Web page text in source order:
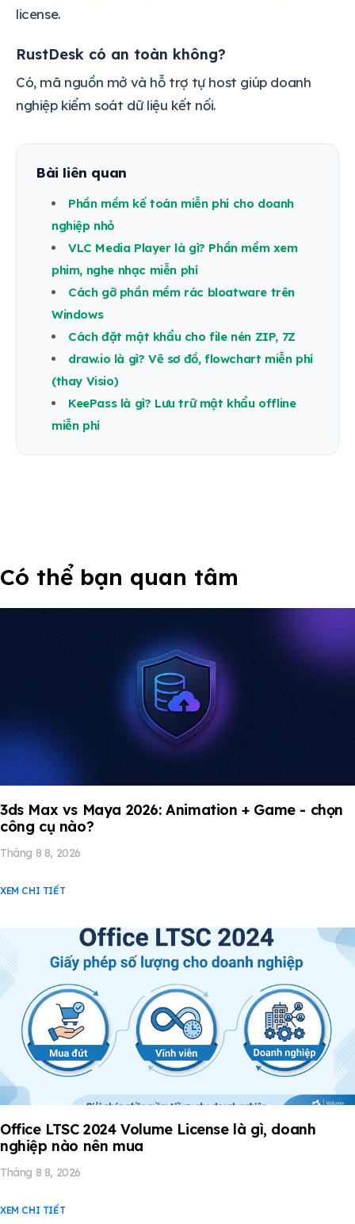
license.
RustDesk có an toàn không?
Có, mã nguồn mở và hỗ trợ tự host giúp doanh
nghiệp kiểm soát dữ liệu kết nối.
Bài liên quan
Phần mềm kế toán miễn phí cho doanh
nghiệp nhỏ
VLC Media Player là gì? Phần mềm xem
phim, nghe nhạc miễn phí
Cách gỡ phần mềm rác bloatware trên
Windows
Cách đặt mật khẩu cho file nén ZIP, 7Z
draw.io là gì? Vẽ sơ đồ, flowchart miễn phí
(thay Visio)
KeePass là gì? Lưu trữ mật khẩu offline
miễn phí
Có thể bạn quan tâm
3ds Max vs Maya 2026: Animation + Game - chọn
công cụ nào?
Tháng 8 8, 2026
XEM CHI TIẾT
Office LTSC 2024 Volume License là gì, doanh
nghiệp nào nên mua
Tháng 8 8, 2026
XEM CHI TIẾT